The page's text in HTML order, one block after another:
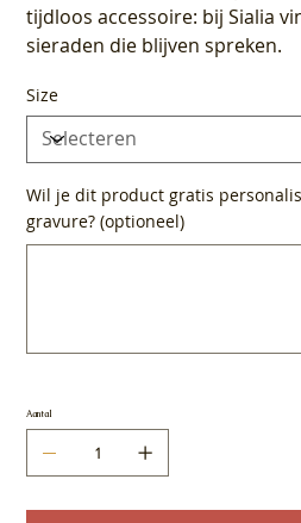
tijdloos accessoire: bij Sialia
sieraden die blijven spreken.
Size
Wil je dit product gratis
gravure? (optioneel)
Aantal